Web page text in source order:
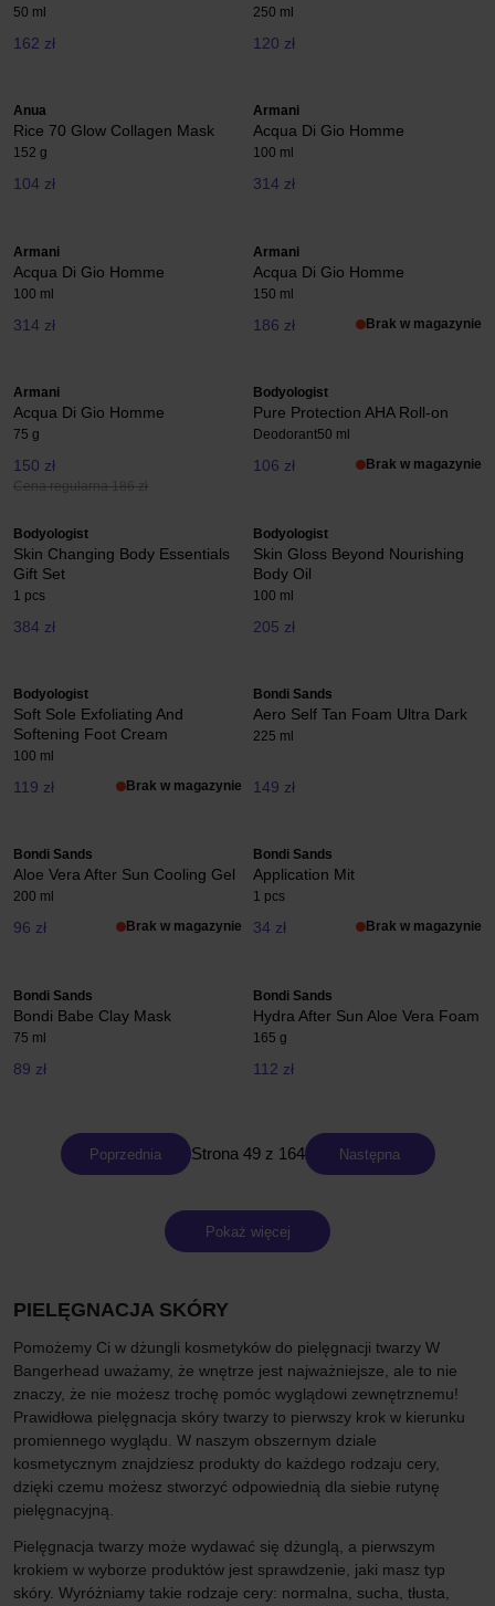
50 ml
162 zł
250 ml
120 zł
Anua
Rice 70 Glow Collagen Mask
152 g
104 zł
Armani
Acqua Di Gio Homme
100 ml
314 zł
Armani
Acqua Di Gio Homme
100 ml
314 zł
Armani
Acqua Di Gio Homme
150 ml
186 zł Brak w magazynie
Armani
Acqua Di Gio Homme
75 g
150 zł
Cena regularna 186 zł
Bodyologist
Pure Protection AHA Roll-on
Deodorant50 ml
106 zł Brak w magazynie
Bodyologist
Skin Changing Body Essentials
Gift Set
1 pcs
384 zł
Bodyologist
Skin Gloss Beyond Nourishing
Body Oil
100 ml
205 zł
Bodyologist
Soft Sole Exfoliating And
Softening Foot Cream
100 ml
119 zł Brak w magazynie
Bondi Sands
Aero Self Tan Foam Ultra Dark
225 ml
149 zł
Bondi Sands
Aloe Vera After Sun Cooling Gel
200 ml
96 zł Brak w magazynie
Bondi Sands
Application Mit
1 pcs
34 zł Brak w magazynie
Bondi Sands
Bondi Babe Clay Mask
75 ml
89 zł
Bondi Sands
Hydra After Sun Aloe Vera Foam
165 g
112 zł
Poprzednia Strona 49 z 164 Następna
Pokaż więcej
PIELĘGNACJA SKÓRY
Pomożemy Ci w dżungli kosmetyków do pielęgnacji twarzy W
Bangerhead uważamy, że wnętrze jest najważniejsze, ale to nie
znaczy, że nie możesz trochę pomóc wyglądowi zewnętrznemu!
Prawidłowa pielęgnacja skóry twarzy to pierwszy krok w kierunku
promiennego wyglądu. W naszym obszernym dziale
kosmetycznym znajdziesz produkty do każdego rodzaju cery,
dzięki czemu możesz stworzyć odpowiednią dla siebie rutynę
pielęgnacyjną.
Pielęgnacja twarzy może wydawać się dżunglą, a pierwszym
krokiem w wyborze produktów jest sprawdzenie, jaki masz typ
skóry. Wyróżniamy takie rodzaje cery: normalna, sucha, tłusta,